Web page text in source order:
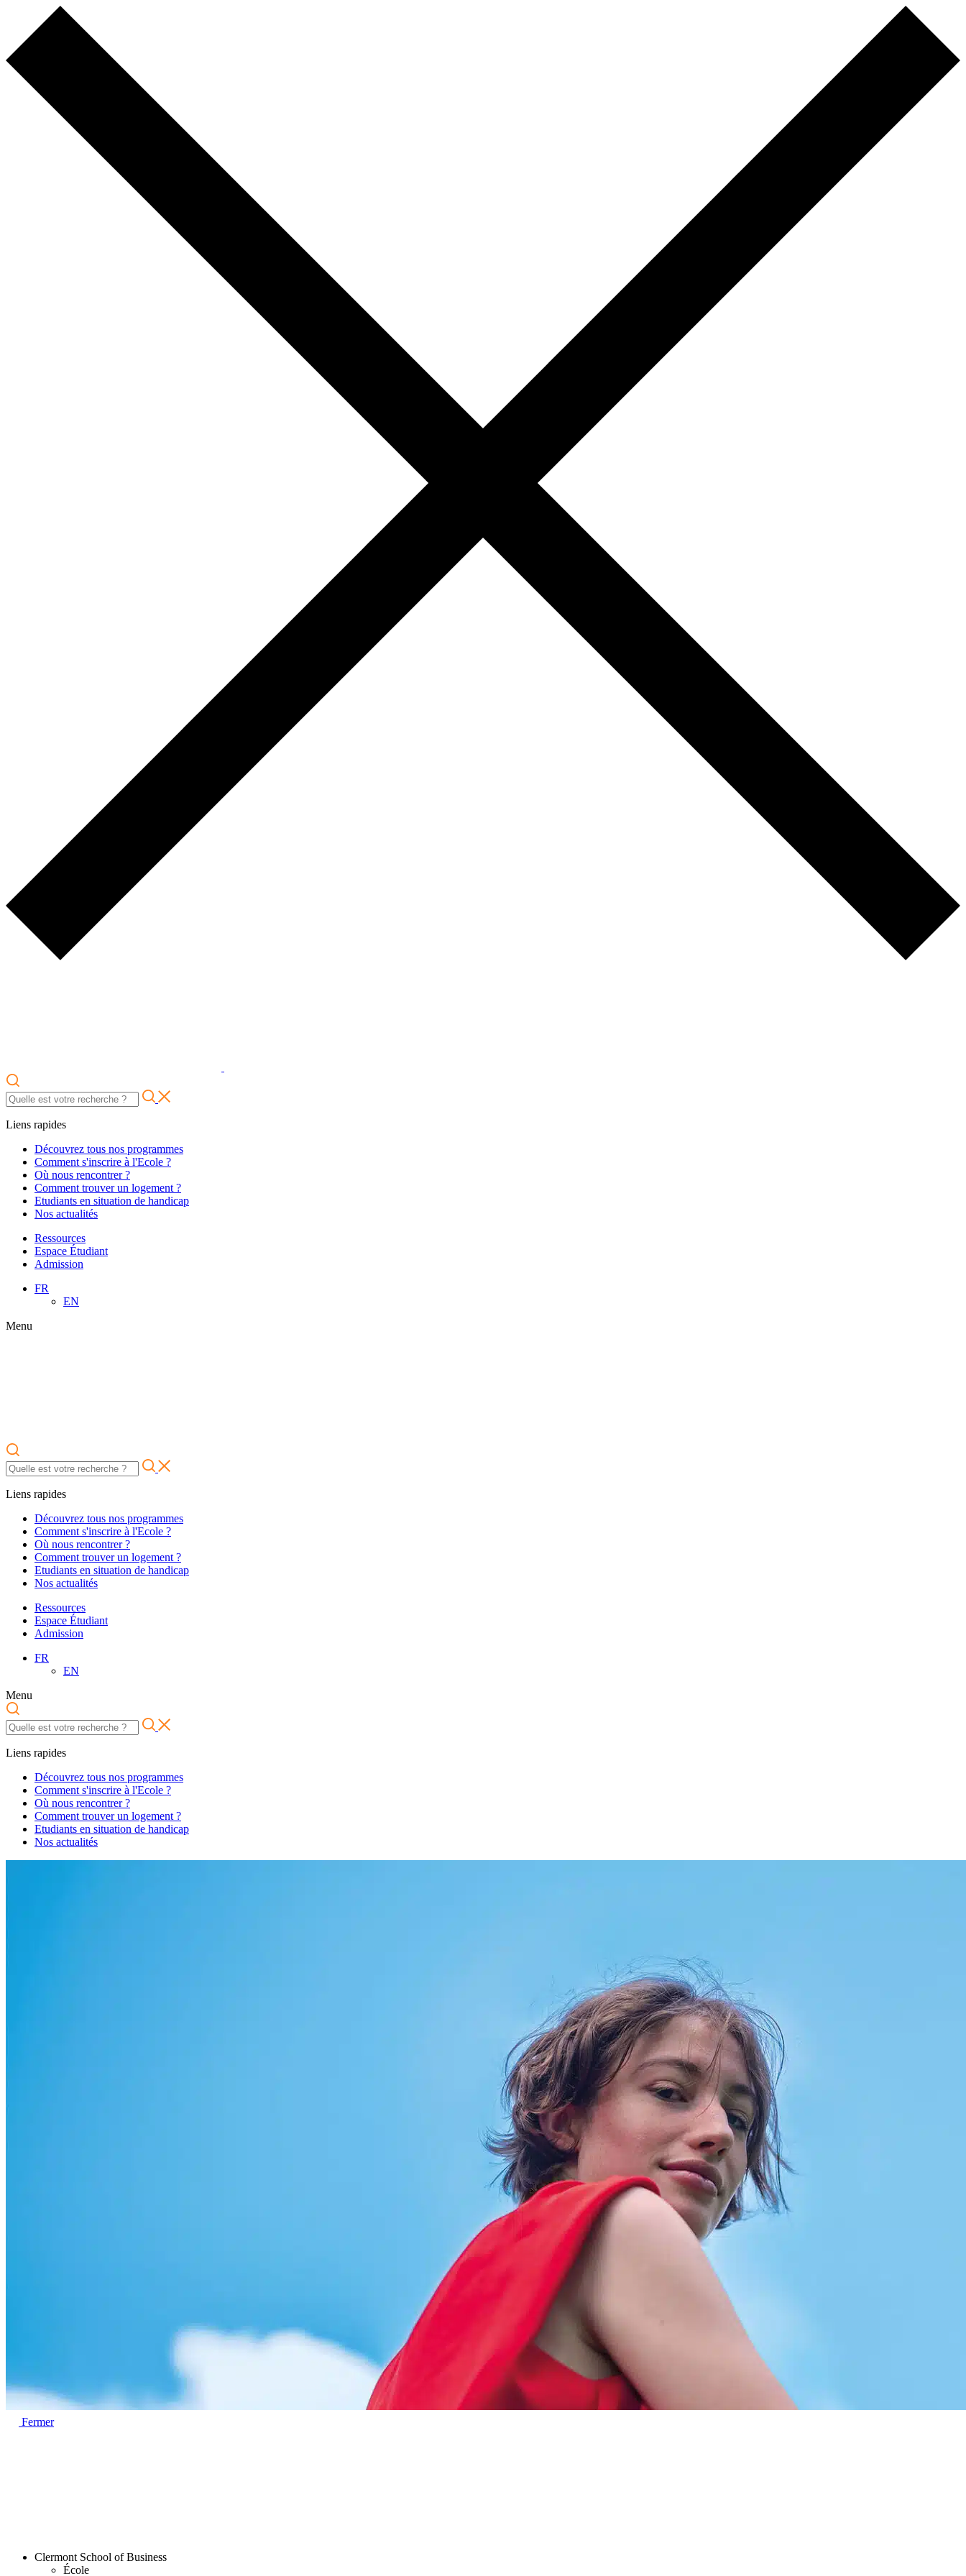
Liens rapides
Découvrez tous nos programmes
Comment s'inscrire à l'Ecole ?
Où nous rencontrer ?
Comment trouver un logement ?
Etudiants en situation de handicap
Nos actualités
Ressources
Espace Étudiant
Admission
FR
EN
Menu
Liens rapides
Découvrez tous nos programmes
Comment s'inscrire à l'Ecole ?
Où nous rencontrer ?
Comment trouver un logement ?
Etudiants en situation de handicap
Nos actualités
Ressources
Espace Étudiant
Admission
FR
EN
Menu
Liens rapides
Découvrez tous nos programmes
Comment s'inscrire à l'Ecole ?
Où nous rencontrer ?
Comment trouver un logement ?
Etudiants en situation de handicap
Nos actualités
Fermer
Clermont School of Business
École